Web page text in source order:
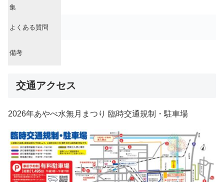
集
よくある質問
備考
交通アクセス
2026年あやべ水無月まつり 臨時交通規制・駐車場